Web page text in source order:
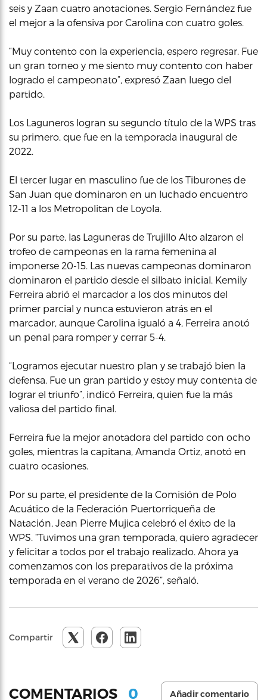
seis y Zaan cuatro anotaciones. Sergio Fernández fue
el mejor a la ofensiva por Carolina con cuatro goles.
“Muy contento con la experiencia, espero regresar. Fue
un gran torneo y me siento muy contento con haber
logrado el campeonato”, expresó Zaan luego del
partido.
Los Laguneros logran su segundo título de la WPS tras
su primero, que fue en la temporada inaugural de
2022.
El tercer lugar en masculino fue de los Tiburones de
San Juan que dominaron en un luchado encuentro
12-11 a los Metropolitan de Loyola.
Por su parte, las Laguneras de Trujillo Alto alzaron el
trofeo de campeonas en la rama femenina al
imponerse 20-15. Las nuevas campeonas dominaron
dominaron el partido desde el silbato inicial. Kemily
Ferreira abrió el marcador a los dos minutos del
primer parcial y nunca estuvieron atrás en el
marcador, aunque Carolina igualó a 4, Ferreira anotó
un penal para romper y cerrar 5-4.
“Logramos ejecutar nuestro plan y se trabajó bien la
defensa. Fue un gran partido y estoy muy contenta de
lograr el triunfo”, indicó Ferreira, quien fue la más
valiosa del partido final.
Ferreira fue la mejor anotadora del partido con ocho
goles, mientras la capitana, Amanda Ortiz, anotó en
cuatro ocasiones.
Por su parte, el presidente de la Comisión de Polo
Acuático de la Federación Puertorriqueña de
Natación, Jean Pierre Mujica celebró el éxito de la
WPS. “Tuvimos una gran temporada, quiero agradecer
y felicitar a todos por el trabajo realizado. Ahora ya
comenzamos con los preparativos de la próxima
temporada en el verano de 2026”, señaló.
Compartir
COMENTARIOS 0 Añadir comentario